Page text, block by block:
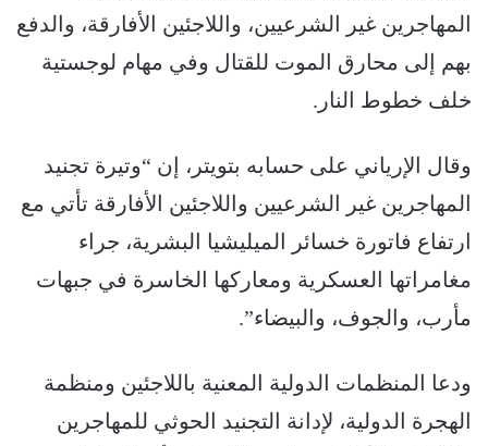
المهاجرين غير الشرعيين، واللاجئين الأفارقة، والدفع
بهم إلى محارق الموت للقتال وفي مهام لوجستية
خلف خطوط النار.
وقال الإرياني على حسابه بتويتر، إن “وتيرة تجنيد
المهاجرين غير الشرعيين واللاجئين الأفارقة تأتي مع
ارتفاع فاتورة خسائر الميليشيا البشرية، جراء
مغامراتها العسكرية ومعاركها الخاسرة في جبهات
مأرب، والجوف، والبيضاء”.
ودعا المنظمات الدولية المعنية باللاجئين ومنظمة
الهجرة الدولية، لإدانة التجنيد الحوثي للمهاجرين